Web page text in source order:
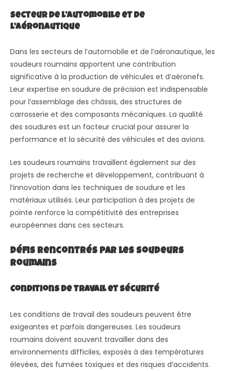
Secteur de l’Automobile et de
l’Aéronautique
Dans les secteurs de l’automobile et de l’aéronautique, les
soudeurs roumains apportent une contribution
significative à la production de véhicules et d’aéronefs.
Leur expertise en soudure de précision est indispensable
pour l’assemblage des châssis, des structures de
carrosserie et des composants mécaniques. La qualité
des soudures est un facteur crucial pour assurer la
performance et la sécurité des véhicules et des avions.
Les soudeurs roumains travaillent également sur des
projets de recherche et développement, contribuant à
l’innovation dans les techniques de soudure et les
matériaux utilisés. Leur participation à des projets de
pointe renforce la compétitivité des entreprises
européennes dans ces secteurs.
Défis Rencontrés par les Soudeurs
Roumains
Conditions de Travail et Sécurité
Les conditions de travail des soudeurs peuvent être
exigeantes et parfois dangereuses. Les soudeurs
roumains doivent souvent travailler dans des
environnements difficiles, exposés à des températures
élevées, des fumées toxiques et des risques d’accidents.